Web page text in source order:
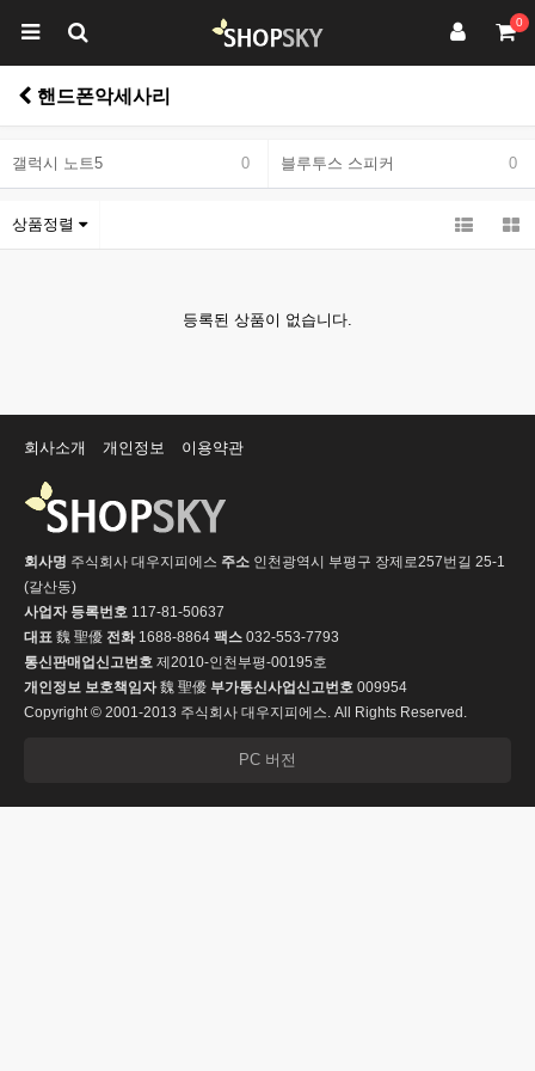
0
핸드폰악세사리
갤럭시 노트5 0 블루투스 스피커 0
상품정렬
등록된 상품이 없습니다.
회사소개 개인정보 이용약관
회사명 주식회사 대우지피에스 주소 인천광역시 부평구 장제로257번길 25-1
(갈산동)
사업자 등록번호 117-81-50637
대표 魏 聖優 전화1688-8864 팩스 032-553-7793
통신판매업신고번호 제2010-인천부평-00195호
개인정보 보호책임자魏 聖優 부가통신사업신고번호 009954
Copyright © 2001-2013 주식회사 대우지피에스. All Rights Reserved.
PC 버전